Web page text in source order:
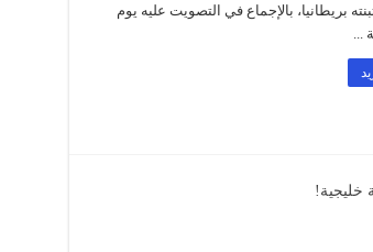
بريطانيا، بالإجماع في التصويت عليه يوم
...